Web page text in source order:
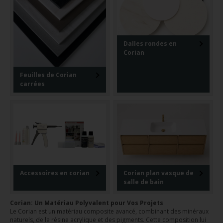
collé de manière quasi invisible, assurant une surface continue et
esthétique.
Feuilles de Corian
carrées
Dalles rondes en
Corian
Accessoires en corian
Corian plan vasque de
salle de bain
Corian: Un Matériau Polyvalent pour Vos Projets
Le Corian est un matériau composite avancé, combinant des minéraux
naturels, de la résine acrylique et des pigments. Cette composition lui